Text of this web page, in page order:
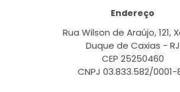
Endereço
Rua Wilson de Araújo, 121,
Duque de Caxias - RJ
CEP 25250460
CNPJ 03.833.582/0001-